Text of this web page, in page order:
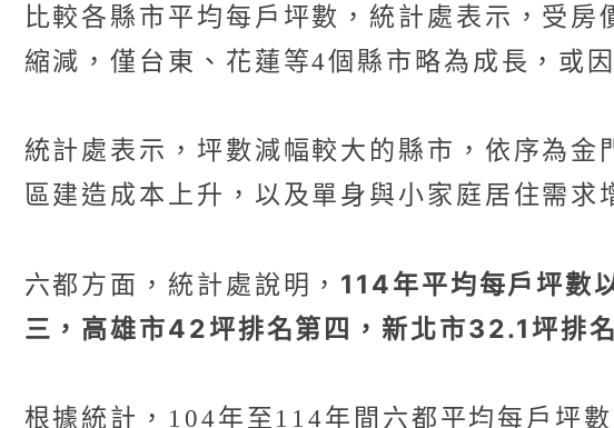
比較各縣市平均每戶坪數，統計處表示，受
縮減，僅台東、花蓮等4個縣市略為成長，或
統計處表示，坪數減幅較大的縣市，依序為
區建造成本上升，以及單身與小家庭居住需求
六都方面，統計處說明， 114年平均每戶坪數
三，高雄市42坪排名第四，新北市32.1坪排
根據統計，104年至114年間六都平均每戶坪